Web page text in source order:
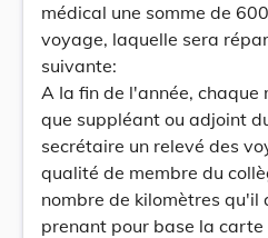
médical une somme de
voyage, laquelle sera
suivante:
A Ia fin de l'année,
que suppléant ou adjoint
secrétaire un relevé des
qualité de membre du
nombre de kilomètres qu'il
prenant pour base la carte